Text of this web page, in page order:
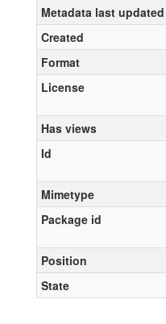
Metadata last updated
Created
Format
License
Has views
Id
Mimetype
Package id
Position
State